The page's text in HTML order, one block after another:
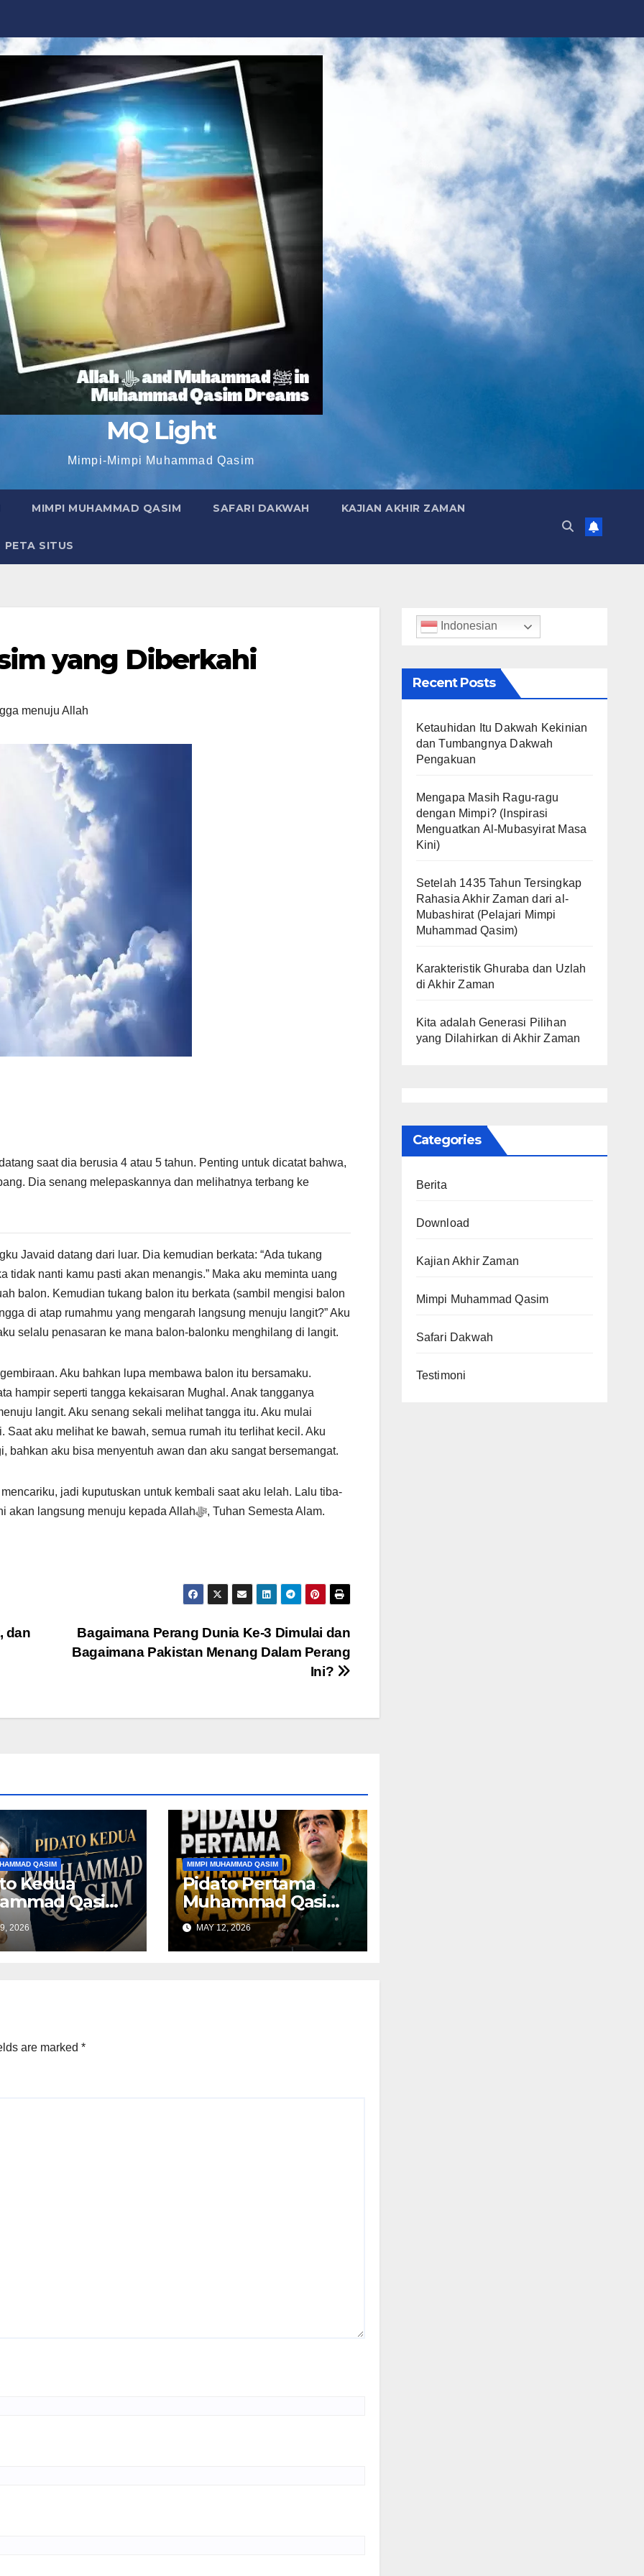
MQ Light
Mimpi-Mimpi Muhammad Qasim
MIMPI MUHAMMAD QASIM SAFARI DAKWAH KAJIAN AKHIR ZAMAN
PETA SITUS
yang Diberkahi
menuju Allah
saat dia berusia 4 atau 5 tahun. Penting untuk dicatat bahwa,
Dia senang melepaskannya dan melihatnya terbang ke
Javaid datang dari luar. Dia kemudian berkata: “Ada tukang
tidak nanti kamu pasti akan menangis.” Maka aku meminta uang
balon. Kemudian tukang balon itu berkata (sambil mengisi balon
di atap rumahmu yang mengarah langsung menuju langit?” Aku
selalu penasaran ke mana balon-balonku menghilang di langit.
Aku bahkan lupa membawa balon itu bersamaku.
hampir seperti tangga kekaisaran Mughal. Anak tangganya
langit. Aku senang sekali melihat tangga itu. Aku mulai
aku melihat ke bawah, semua rumah itu terlihat kecil. Aku
bahkan aku bisa menyentuh awan dan aku sangat bersemangat.
jadi kuputuskan untuk kembali saat aku lelah. Lalu tiba-
tiba, aku juga mendapat perasaan bahwa tangga ini akan langsung menuju kepada Allahﷻ, Tuhan Semesta Alam.
Bagaimana Perang Dunia Ke-3 Dimulai dan
Bagaimana Pakistan Menang Dalam Perang
Ini?
dan
QASIM
Kedua
Qasim
Pakistan
2026
MIMPI MUHAMMAD QASIM
Pidato Pertama
Muhammad Qasim
di Lahore, Pakistan
MAY 12, 2026
are marked *
Indonesian
Recent Posts
Ketauhidan Itu Dakwah Kekinian
dan Tumbangnya Dakwah
Pengakuan
Mengapa Masih Ragu-ragu
dengan Mimpi? (Inspirasi
Menguatkan Al-Mubasyirat Masa
Kini)
Setelah 1435 Tahun Tersingkap
Rahasia Akhir Zaman dari al-
Mubashirat (Pelajari Mimpi
Muhammad Qasim)
Karakteristik Ghuraba dan Uzlah
di Akhir Zaman
Kita adalah Generasi Pilihan
yang Dilahirkan di Akhir Zaman
Categories
Berita
Download
Kajian Akhir Zaman
Mimpi Muhammad Qasim
Safari Dakwah
Testimoni